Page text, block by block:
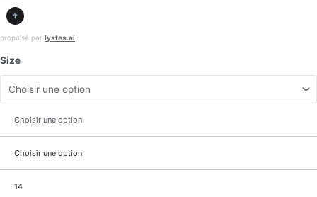
propulsé par lystes.ai
Size
Choisir une option
Choisir une option
14